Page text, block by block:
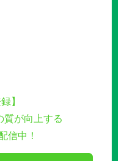
】
質が向上する
信中！